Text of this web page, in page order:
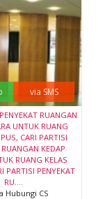
via SMS
RUANGAN
UNTUK RUANG
CARI PARTISI
KEDAP
RUANG KELAS
PARTISI PENYEKAT
RU....
Hubungi CS